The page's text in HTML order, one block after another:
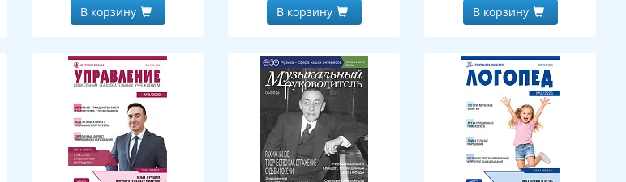
В корзину
В корзину
В корзину